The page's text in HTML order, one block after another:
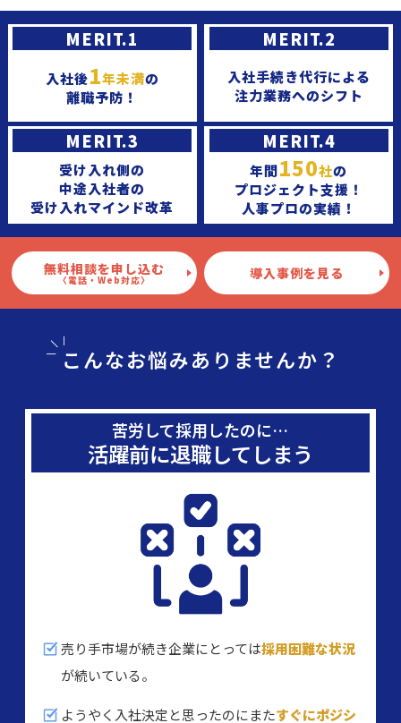
MERIT.1
入社後1年未満の
離職予防！
MERIT.2
入社手続き代行による
注力業務へのシフト
MERIT.3
受け入れ側の
中途入社者の
受け入れマインド改革
MERIT.4
年間150社の
プロジェクト支援！
人事プロの実績！
無料相談を申し込む
〈電話・Web対応〉 導入事例を見る
こんなお悩みありませんか？
苦労して採用したのに…
活躍前に退職してしまう
売り手市場が続き企業にとっては採用困難な状況
が続いている。
ようやく入社決定と思ったのにまたすぐにポジシ